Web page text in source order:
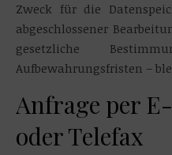
Zweck für die
abgeschlossener
gesetzliche
Aufbewahrungsfristen –
Anfrage per
oder Telefax